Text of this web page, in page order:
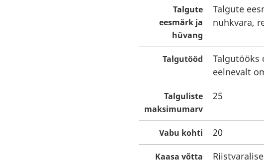
Talgute
eesmärk ja
hüvang
Talgute
nuhkvara,
Talgutööd
Talgutööks
eelnevalt
Talguliste
maksimumarv
25
Vabu kohti 20
Kaasa võtta